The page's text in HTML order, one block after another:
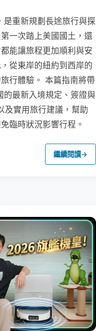
重新規劃長途旅行與探
一次踏上美國國土，還
能讓旅程更加順利與安
從東岸的紐約到西岸的
行體驗。 本篇指南將帶
最新入境規定、簽證與
及實用旅行建議，幫助
臨時狀況影響行程。
繼續閱讀→